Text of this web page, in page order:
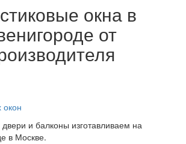
окна в
от
окон
и балконы изготавливаем на
в Москве.